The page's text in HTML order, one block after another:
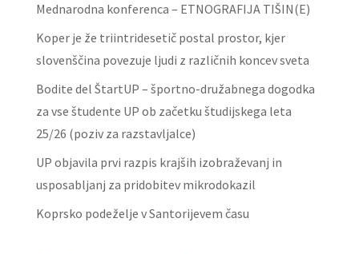
Mednarodna konferenca – ETNOGRAFIJA TIŠIN(E)
Koper je že triintridesetič postal prostor, kjer
slovenščina povezuje ljudi z različnih koncev sveta
Bodite del ŠtartUP – športno-družabnega dogodka
za vse študente UP ob začetku študijskega leta
25/26 (poziv za razstavljalce)
UP objavila prvi razpis krajših izobraževanj in
usposabljanj za pridobitev mikrodokazil
Koprsko podeželje v Santorijevem času